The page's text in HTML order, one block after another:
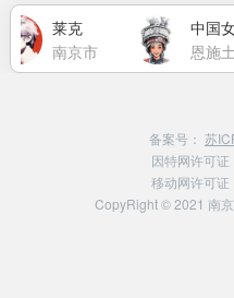
莱克
南京市
备案号： 苏
因特网许可
移动网许可
CopyRight © 2021 南